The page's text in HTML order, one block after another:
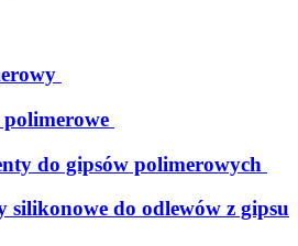
do gipsów polimerowych
silikonowe do odlewów z gipsu